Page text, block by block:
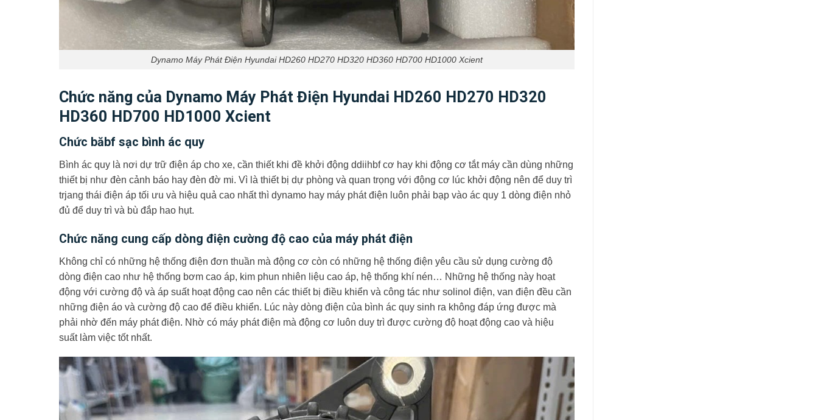
Dynamo Máy Phát Điện Hyundai HD260 HD270 HD320 HD360 HD700 HD1000 Xcient
Chức năng của Dynamo Máy Phát Điện Hyundai HD260 HD270 HD320
HD360 HD700 HD1000 Xcient
Chức băbf sạc bình ác quy
Bình ác quy là nơi dự trữ điện áp cho xe, cần thiết khi đề khởi động ddiihbf cơ hay khi động cơ tắt máy cần dùng những
thiết bị như đèn cảnh báo hay đèn đờ mi. Vì là thiết bị dự phòng và quan trọng với động cơ lúc khởi động nên để duy trì
trjang thái điện áp tối ưu và hiệu quả cao nhất thì dynamo hay máy phát điện luôn phải bạp vào ác quy 1 dòng điện nhỏ
đủ để duy trì và bù đắp hao hụt.
Chức năng cung cấp dòng điện cường độ cao của máy phát điện
Không chỉ có những hệ thống điện đơn thuần mà động cơ còn có những hệ thống điện yêu cầu sử dụng cường độ
dòng điện cao như hệ thống bơm cao áp, kim phun nhiên liệu cao áp, hệ thống khí nén… Những hệ thống này hoạt
động với cường độ và áp suất hoạt động cao nên các thiết bị điều khiển và công tác như solinol điện, van điện đều cần
những điện áo và cường độ cao để điều khiển. Lúc này dòng điện của bình ác quy sinh ra không đáp ứng được mà
phải nhờ đến máy phát điện. Nhờ có máy phát điện mà động cơ luôn duy trì được cường độ hoạt động cao và hiệu
suất làm việc tốt nhất.